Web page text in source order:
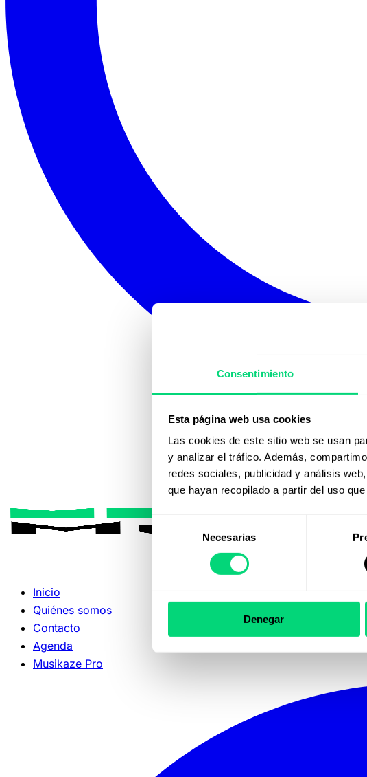
Consentimiento
Esta página web usa cookies
Las cookies de este sitio web se usan
y analizar el tráfico. Además,
redes sociales, publicidad y análisis
que hayan recopilado a partir del uso
Selección
consentimiento
Necesarias
Denegar
Inicio
Quiénes somos
Contacto
Agenda
Musikaze Pro